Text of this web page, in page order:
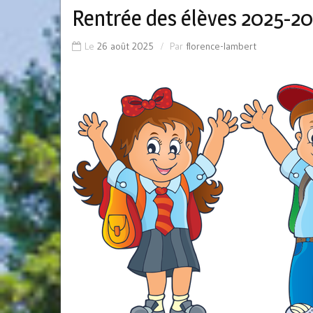
Rentrée des élèves 2025-
Le 26 août 2025 Par florence-lambert